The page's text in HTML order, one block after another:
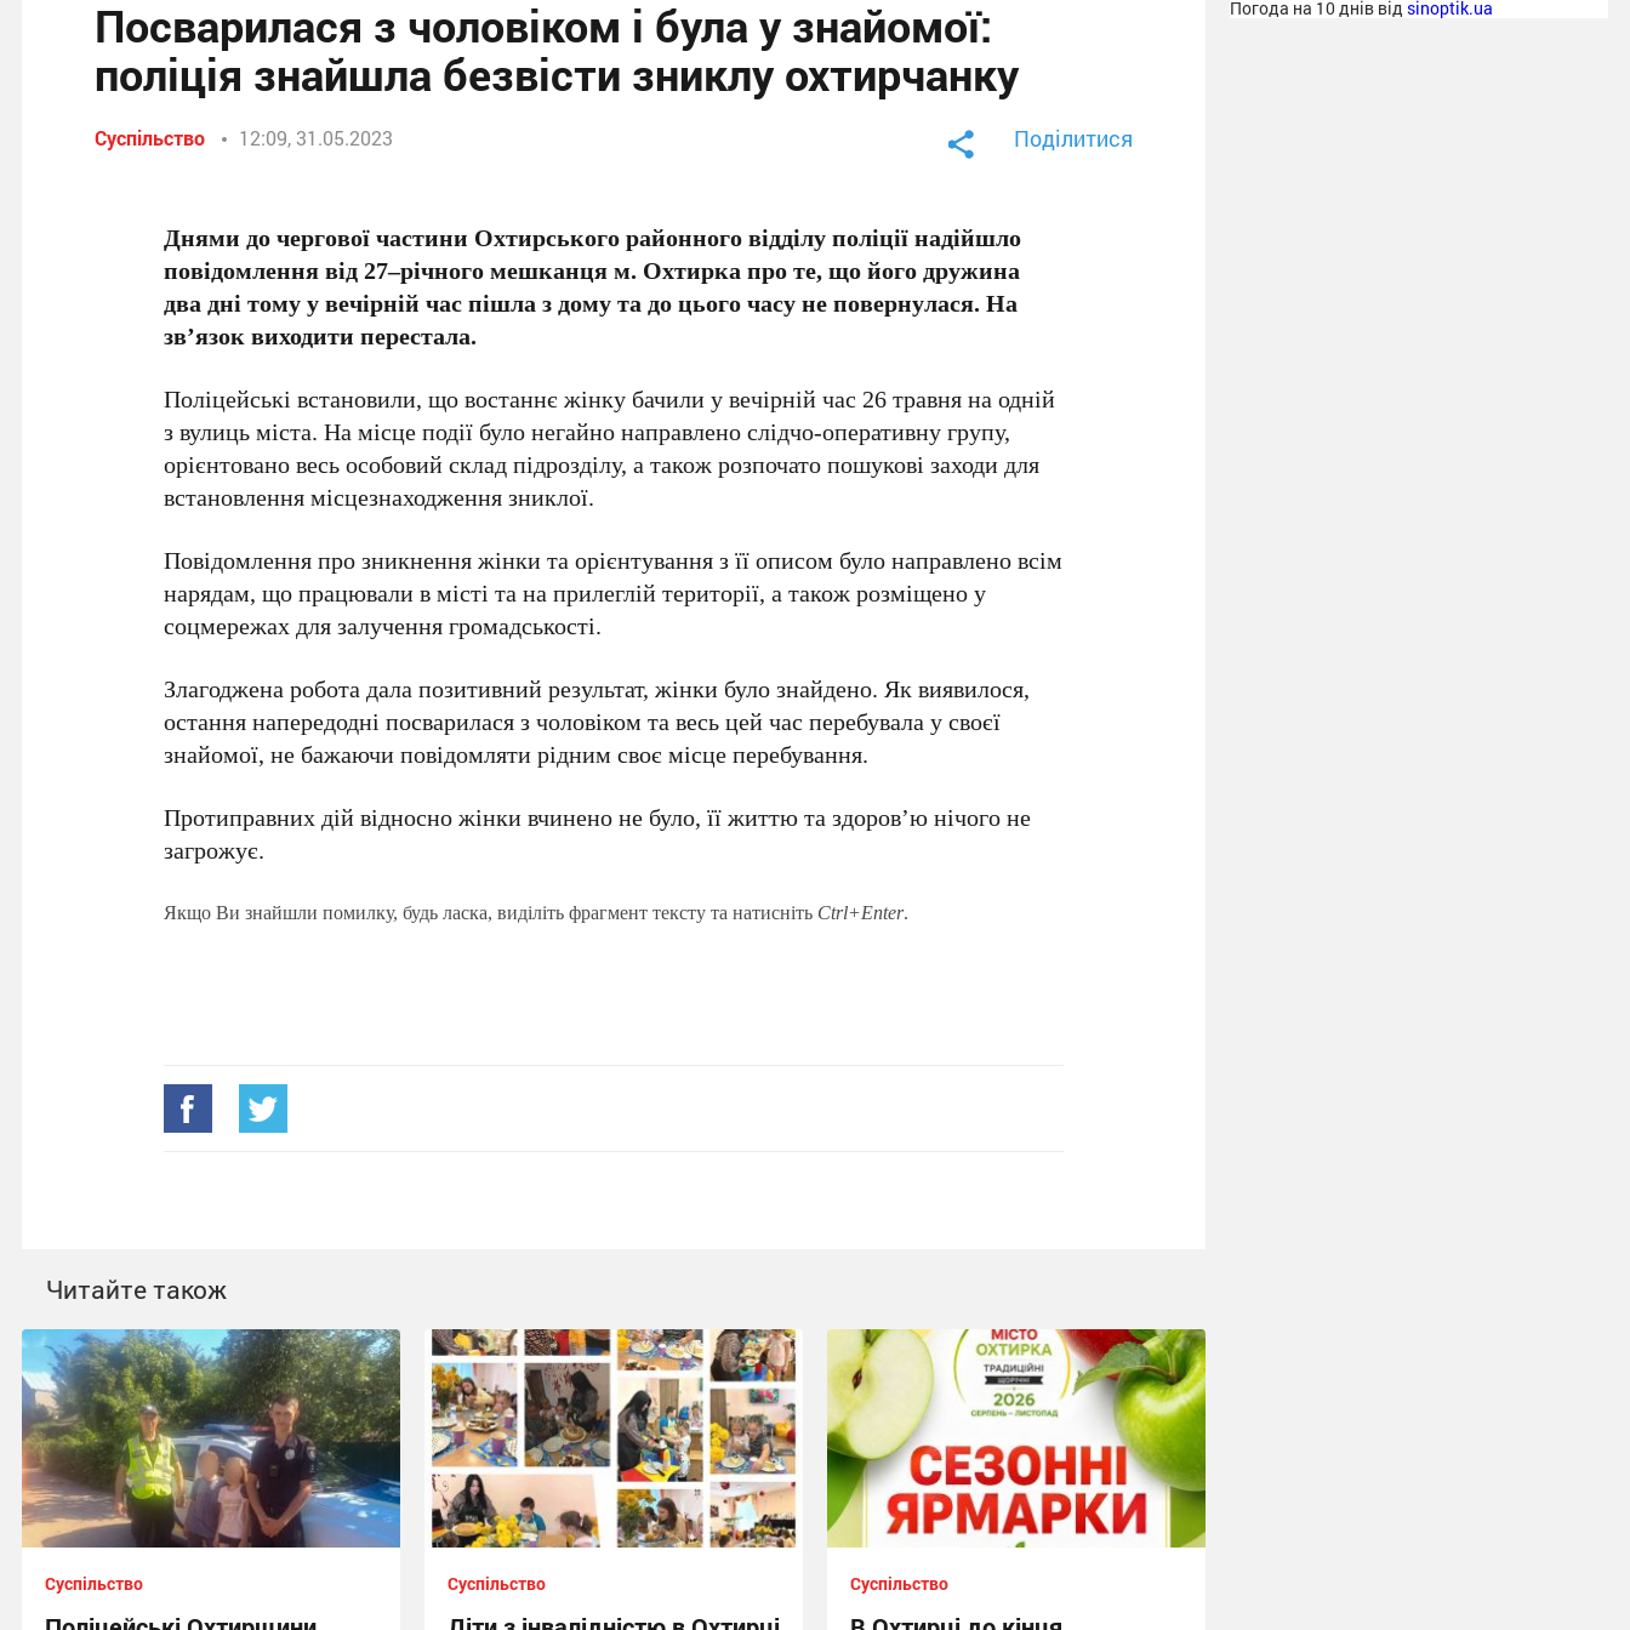
Посварилася з чоловіком і була у знайомої:
поліція знайшла безвісти зниклу охтирчанку
Суспільство 12:09, 31.05.2023 Поділитися
Днями до чергової частини Охтирського районного відділу поліції надійшло
повідомлення від 27–річного мешканця м. Охтирка про те, що його дружина
два дні тому у вечірній час пішла з дому та до цього часу не повернулася. На
зв’язок виходити перестала.
Поліцейські встановили, що востаннє жінку бачили у вечірній час 26 травня на одній
з вулиць міста. На місце події було негайно направлено слідчо-оперативну групу,
орієнтовано весь особовий склад підрозділу, а також розпочато пошукові заходи для
встановлення місцезнаходження зниклої.
Повідомлення про зникнення жінки та орієнтування з її описом було направлено всім
нарядам, що працювали в місті та на прилеглій території, а також розміщено у
соцмережах для залучення громадськості.
Злагоджена робота дала позитивний результат, жінки було знайдено. Як виявилося,
остання напередодні посварилася з чоловіком та весь цей час перебувала у своєї
знайомої, не бажаючи повідомляти рідним своє місце перебування.
Протиправних дій відносно жінки вчинено не було, її життю та здоровʼю нічого не
загрожує.
Якщо Ви знайшли помилку, будь ласка, виділіть фрагмент тексту та натисніть Ctrl+Enter.
Читайте також
Суспільство Суспільство Суспільство
Погода на 10 днів від sinoptik.ua